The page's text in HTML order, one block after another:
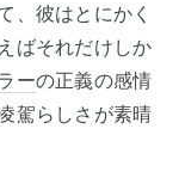
、彼はとにかく
ばそれだけしか
ーの正義の感情
駕らしさが素晴